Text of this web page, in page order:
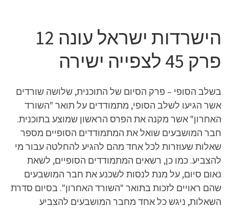
הישרדות ישראל עונה 12
פרק 45 לצפייה ישירה
בשלב הסופי – פרק הסיום של התוכנית, שלושה שורדים
אשר הגיעו לשלב הסופי, מתמודדים על תואר "השורד
האחרון" אשר מקנה את הפרס הראשון שמוצע בתוכנית.
חבר המושבעים שואל את המתמודדים הסופיים מספר
שאלות שעוזרות לכל אחד מהם להגיע להחלטה עבור מי
להצביע. כמו כן, רשאים המתמודדים הסופיים, לשאת
נאום סיום, על מנת לנסות לשכנע את חבר המושבעים
שהם ראויים לזכות בתואר "השורד האחרון". בסיום סדרת
השאלות, ניגש כל אחד מחבר המושבעים להצביע